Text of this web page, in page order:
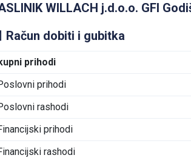
WILLACH j.d.o.o. GFI
Račun dobiti i gubitka
prihodi
prihodi
rashodi
prihodi
rashodi